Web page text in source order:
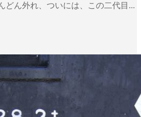
どん外れ、ついには、この二代目...